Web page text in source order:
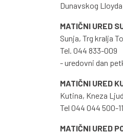
Dunavskog
MATIČNI URED
Sunja, Trg kralja
Tel. 044 833-009
- uredovni dan
MATIČNI URED
Kutina, Kneza
Tel 044 044 500-
MATIČNI URED